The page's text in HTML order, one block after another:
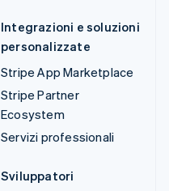
Integrazioni e soluzioni
personalizzate
Stripe App Marketplace
Stripe Partner
Ecosystem
Servizi professionali
Sviluppatori